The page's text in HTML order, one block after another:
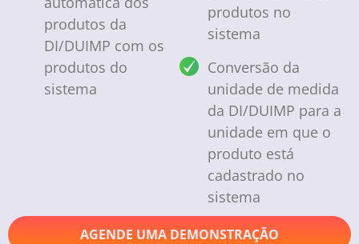
produtos da
DI/DUIMP com os
produtos do
sistema
produtos no
sistema
Conversão da
unidade de medida
da DI/DUIMP para a
unidade em que o
produto está
cadastrado no
sistema
AGENDE UMA DEMONSTRAÇÃO